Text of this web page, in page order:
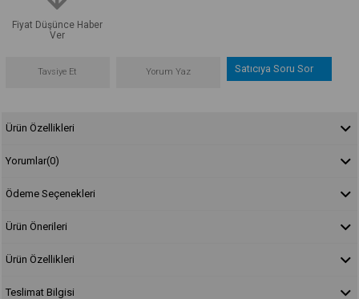
Fiyat Düşünce Haber
Ver
Tavsiye Et Yorum Yaz Satıcıya Soru Sor
Ürün Özellikleri
Yorumlar(0)
Ödeme Seçenekleri
Ürün Önerileri
Ürün Özellikleri
Teslimat Bilgisi